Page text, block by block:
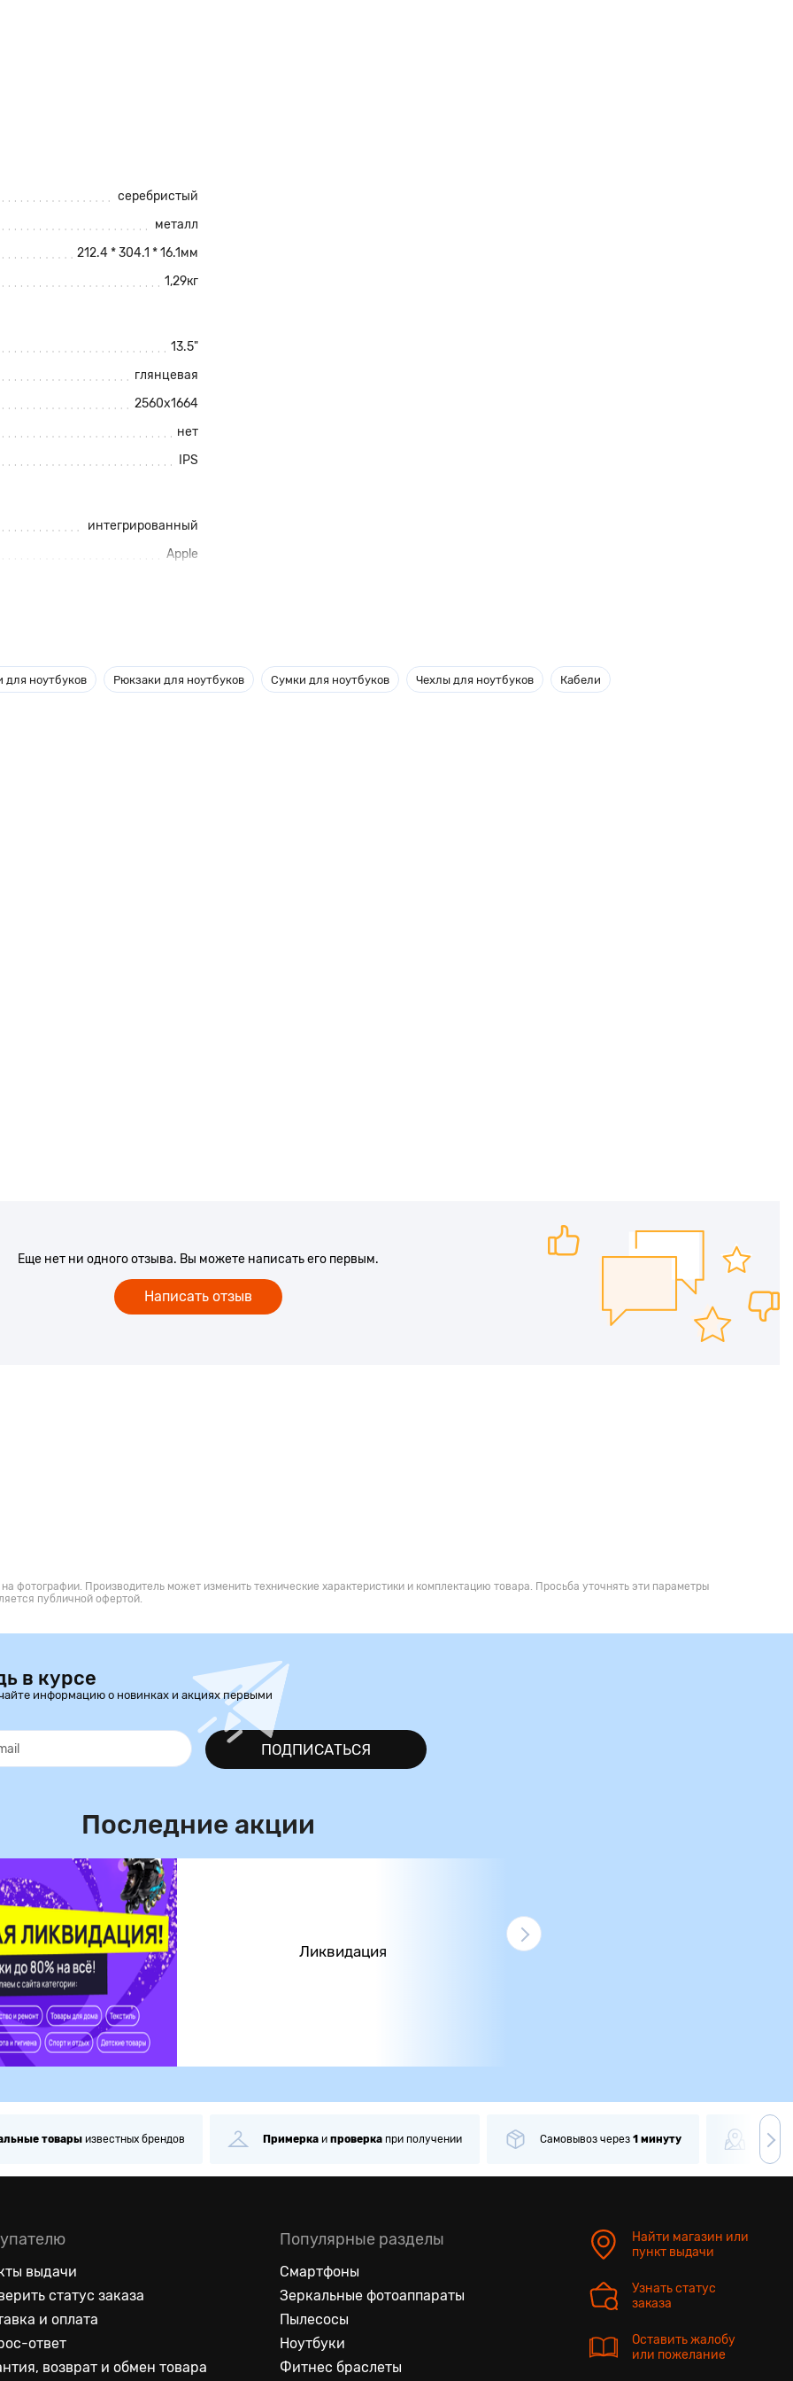
серебристый
металл
212.4 * 304.1 * 16.1мм
1,29кг
13.5"
глянцевая
2560x1664
нет
IPS
интегрированный
Apple
8
системе реагировать на
высокой
Ноутбук подстраивает
информации модель
быстрого и стабильного
для ноутбуков Рюкзаки для ноутбуков Сумки для ноутбуков Чехлы для ноутбуков Кабели
Еще нет ни одного отзыва. Вы можете написать его первым.
Написать отзыв
фотографии. Производитель может изменить технические характеристики и комплектацию товара. Просьба уточнять эти параметры
публичной офертой.
в курсе
информацию о новинках и акциях первыми
ПОДПИСАТЬСЯ
Последние акции
Ликвидация
товары известных брендов Примерка и проверка при получении Самовывоз через 1 минуту Более
выдачи
статус заказа
и оплата
ответ
возврат и обмен товара
Популярные разделы
Смартфоны
Зеркальные фотоаппараты
Пылесосы
Ноутбуки
Фитнес браслеты
Найти магазин или
пункт выдачи
Узнать статус
заказа
Оставить жалобу
или пожелание